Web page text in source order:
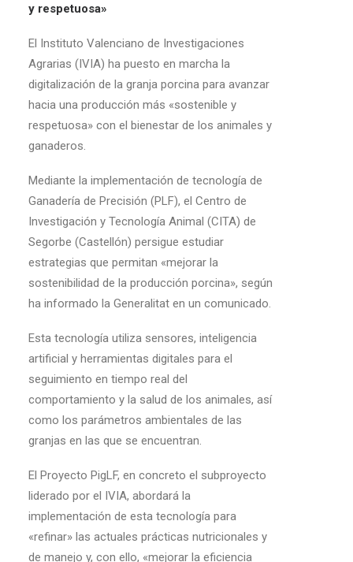
y respetuosa»
El Instituto Valenciano de Investigaciones
Agrarias (IVIA) ha puesto en marcha la
digitalización de la granja porcina para avanzar
hacia una producción más «sostenible y
respetuosa» con el bienestar de los animales y
ganaderos.
Mediante la implementación de tecnología de
Ganadería de Precisión (PLF), el Centro de
Investigación y Tecnología Animal (CITA) de
Segorbe (Castellón) persigue estudiar
estrategias que permitan «mejorar la
sostenibilidad de la producción porcina», según
ha informado la Generalitat en un comunicado.
Esta tecnología utiliza sensores, inteligencia
artificial y herramientas digitales para el
seguimiento en tiempo real del
comportamiento y la salud de los animales, así
como los parámetros ambientales de las
granjas en las que se encuentran.
El Proyecto PigLF, en concreto el subproyecto
liderado por el IVIA, abordará la
implementación de esta tecnología para
«refinar» las actuales prácticas nutricionales y
de manejo y, con ello, «mejorar la eficiencia